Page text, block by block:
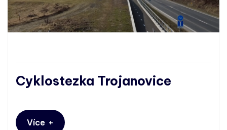
Cyklostezka Trojanovice
Více +